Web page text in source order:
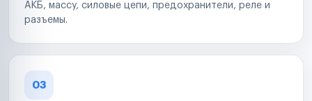
АКБ, массу, силовые цепи, предохранители, реле и
разъемы.
03